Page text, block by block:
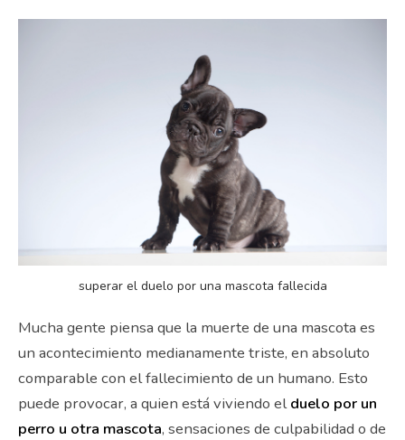
superar el duelo por una mascota fallecida
Mucha gente piensa que la muerte de una mascota es
un acontecimiento medianamente triste, en absoluto
comparable con el fallecimiento de un humano. Esto
puede provocar, a quien está viviendo elduelo por un
perro u otra mascota, sensaciones de culpabilidad o de